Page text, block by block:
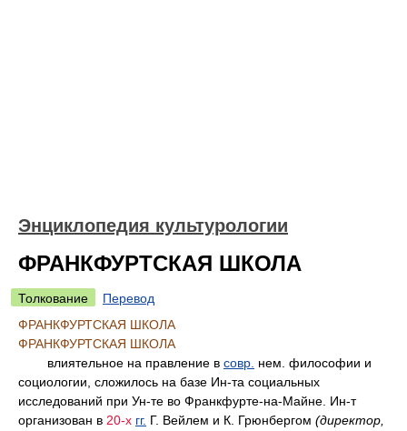
Энциклопедия культурологии
ФРАНКФУРТСКАЯ ШКОЛА
Толкование
Перевод
ФРАНКФУРТСКАЯ ШКОЛА
ФРАНКФУРТСКАЯ ШКОЛА
влиятельное на правление в совр. нем. философии и
социологии, сложилось на базе Ин-та социальных
исследований при Ун-те во Франкфурте-на-Майне. Ин-т
организован в 20-х гг. Г. Вейлем и К. Грюнбергом (директор,